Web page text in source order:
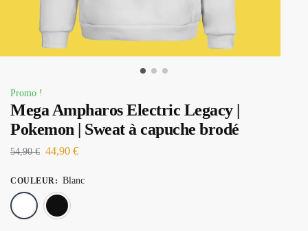
Promo !
Mega Ampharos Electric Legacy |
Pokemon | Sweat à capuche brodé
54,90€ 44,90 €
COULEUR : Blanc